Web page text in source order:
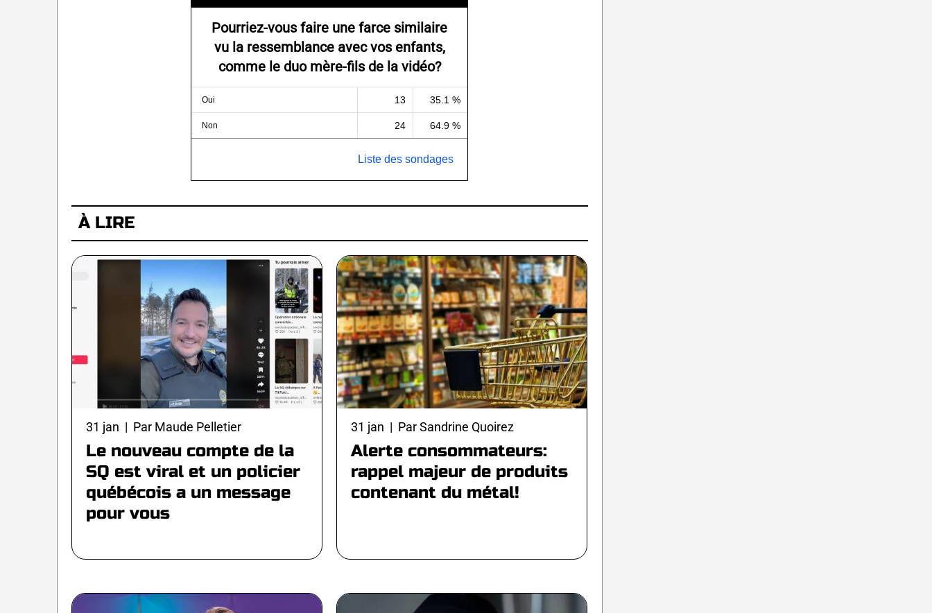
Pourriez-vous faire une farce similaire
vu la ressemblance avec vos enfants,
comme le duo mère-fils de la vidéo?
Oui 13 35.1 %
Non 24 64.9 %
Liste des sondages
À LIRE
31 jan | Par Maude Pelletier
Le nouveau compte de la
SQ est viral et un policier
québécois a un message
pour vous
31 jan | Par Sandrine Quoirez
Alerte consommateurs:
rappel majeur de produits
contenant du métal!